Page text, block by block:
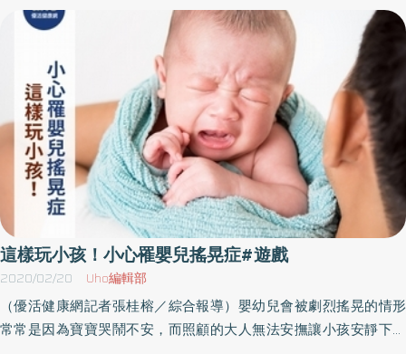
會低落、甚至久久無法接受這個現實。我們除了可以陪伴、多鼓勵
家人外，能夠做些什麼幫助家人建立信心及持續復健呢？這篇整理
了「愛長照－照顧者聯盟」FB社團裡，照顧者和專家們分享照顧中
風家人的3項要點。第1點：了解自身狀態、建立目標和信心 讓中風
家人在可以接受範圍知道自身狀況，共同設定他想要、可以達成的
目標。 目標需要具體，並解說如何透過正確的復健過程達成。 從過
往成功改善的案例裡，讓中風家人知道未來不是黑暗的。第2點：增
加復建趣味性、正向鼓勵陪伴 多陪伴在可及之處復健。如：帶去醫
療院所、附近安全的公園進行行走訓練、陪同練習走樓梯 。 除了耐
心、並給予中風家人適當的尊重、激勵及鼓勵。 要能協助中風者理
解指令、病情、原理，以及協助表達他的需求與疑問，尊重中風者
的努力，給予他時間與空間去自己努力呈現成果。 透過遊戲模式讓
復健不再那麼嚴肅。如：由中風者喊口令，抬臀、抬腿、踮腳，陪
同復健的親友也一起做，來回的互動。 經濟資源允許的情況下，尋
找專業治療師、居服員來協助患者進行復健；政府也有相關復健資
這樣玩小孩！小心罹嬰兒搖晃症#遊戲
2020/02/20 Uho編輯部
（優活健康網記者張桂榕／綜合報導）嬰幼兒會被劇烈搖晃的情形
常常是因為寶寶哭鬧不安，而照顧的大人無法安撫讓小孩安靜下來